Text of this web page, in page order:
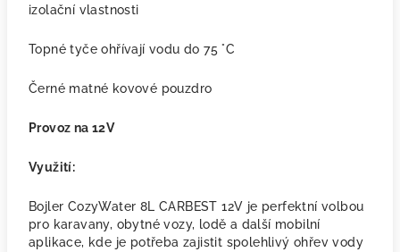
izolační vlastnosti
Topné tyče ohřívají vodu do 75 °C
Černé matné kovové pouzdro
Provoz na 12V
Využití:
Bojler CozyWater 8L CARBEST 12V je perfektní volbou
pro karavany, obytné vozy, lodě a další mobilní
aplikace, kde je potřeba zajistit spolehlivý ohřev vody